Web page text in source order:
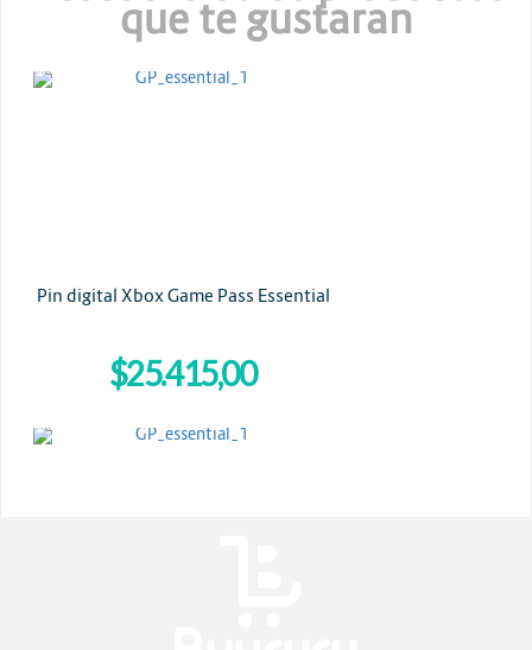
que te gustaran
Pin digital Xbox Game Pass Essential
MICROSOFT
$25.415,00
MICROSOFT